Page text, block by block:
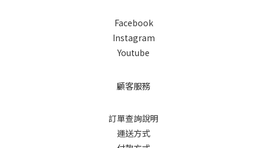
Facebook
Instagram
Youtube
顧客服務
訂單查詢說明
運送方式